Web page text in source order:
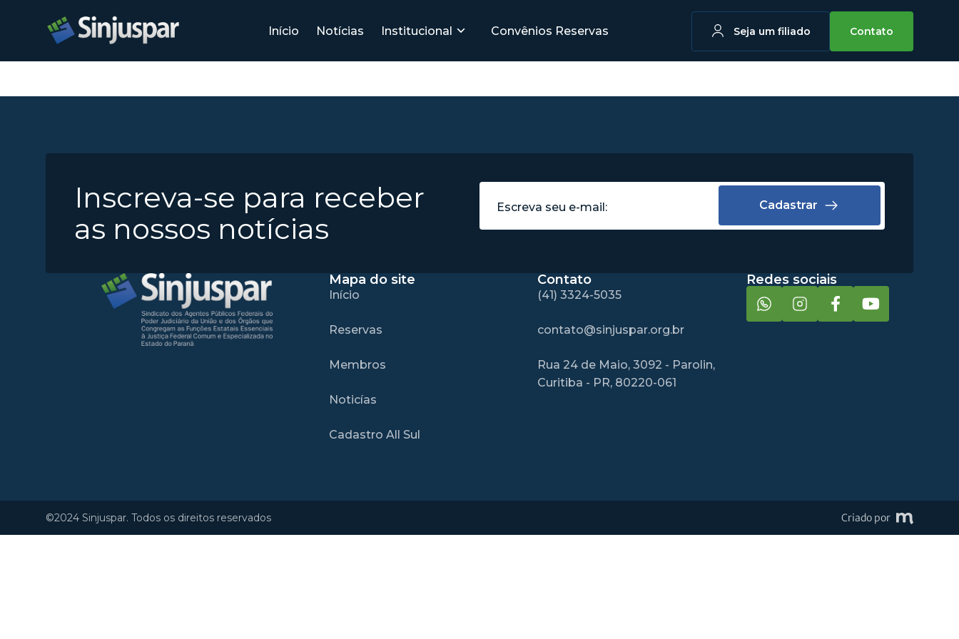
Início Notícias Institucional Convênios Reservas Seja um filiado Contato
Inscreva-se para receber
as nossos notícias
Cadastrar
Mapa do site
Início
Reservas
Membros
Noticías
Cadastro All Sul
Contato
(41) 3324-5035
contato@sinjuspar.org.br
Rua 24 de Maio, 3092 - Parolin,
Curitiba - PR, 80220-061
Redes sociais
©2024 Sinjuspar. Todos os direitos reservados Criado por